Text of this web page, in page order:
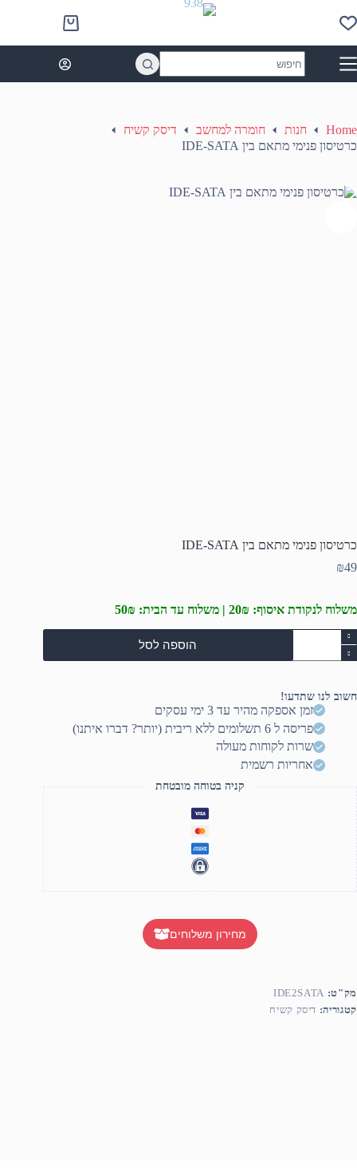
to
content
Shopping
cart
results
Home חנות חומרה למחשב
דיסק קשיח
כרטיסון פנימי מתאם בין IDE-SATA
כרטיסון פנימי מתאם בין IDE-SATA
₪49
משלוח לנקודת איסוף: 20₪ | משלוח עד הבית: 50₪
כמות
של
כרטיסון
בין
הוספה לסל
חשוב לנו שתדעו!
זמן אספקה מהיר עד 3 ימי עסקים
פריסה ל 6 תשלומים ללא ריבית (יותר? דברו איתנו)
שרות לקוחות מעולה
אחריות רשמית
קניה בטוחה מובטחת
מחירון משלוחים
מק"ט: IDE2SATA
קטגוריה: דיסק קשיח